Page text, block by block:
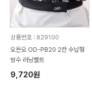
상품번호 : 829100
오든오 OD-PB20 2칸 수납형
방수 러닝벨트
9,720원